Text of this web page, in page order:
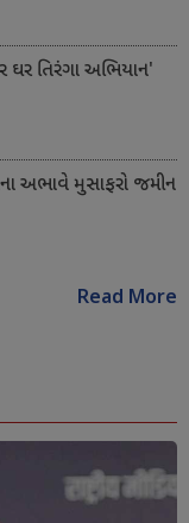
ઘર તિરંગા અભિયાન'
અભાવે મુસાફરો જમીન
Read More